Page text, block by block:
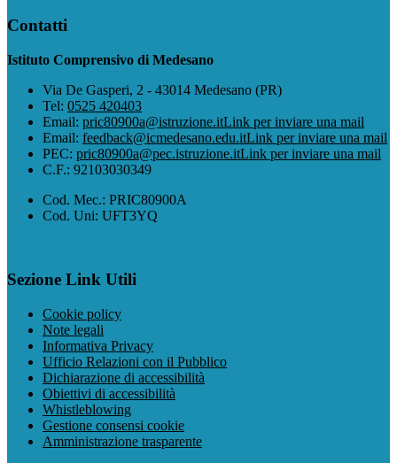
Contatti
Istituto Comprensivo di Medesano
Via De Gasperi, 2 - 43014 Medesano (PR)
Tel: 0525 420403
Email: pric80900a@istruzione.itLink per inviare una mail
Email: feedback@icmedesano.edu.itLink per inviare una mail
PEC: pric80900a@pec.istruzione.itLink per inviare una mail
C.F.: 92103030349
Cod. Mec.: PRIC80900A
Cod. Uni: UFT3YQ
Sezione Link Utili
Cookie policy
Note legali
Informativa Privacy
Ufficio Relazioni con il Pubblico
Dichiarazione di accessibilità
Obiettivi di accessibilità
Whistleblowing
Gestione consensi cookie
Amministrazione trasparente